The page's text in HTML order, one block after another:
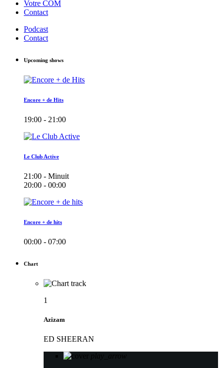
Votre COM
Contact
Podcast
Contact
Upcoming shows
Encore + de Hits
19:00 - 21:00
Le Club Active
21:00 - Minuit
20:00 - 00:00
Encore + de hits
00:00 - 07:00
Chart
1
Azizam
ED SHEERAN
play_arrow